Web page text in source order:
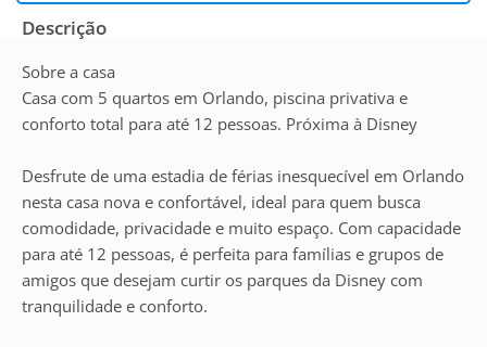
Descrição
Sobre a casa
Casa com 5 quartos em Orlando, piscina privativa e
conforto total para até 12 pessoas. Próxima à Disney
Desfrute de uma estadia de férias inesquecível em Orlando
nesta casa nova e confortável, ideal para quem busca
comodidade, privacidade e muito espaço. Com capacidade
para até 12 pessoas, é perfeita para famílias e grupos de
amigos que desejam curtir os parques da Disney com
tranquilidade e conforto.